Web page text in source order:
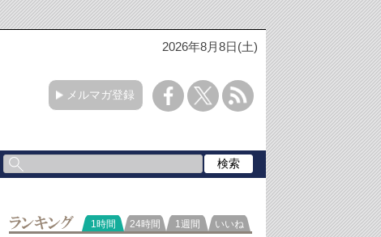
2026年8月8日(土)
メルマガ登録
ランキング
1時間 24時間 1週間 いいね